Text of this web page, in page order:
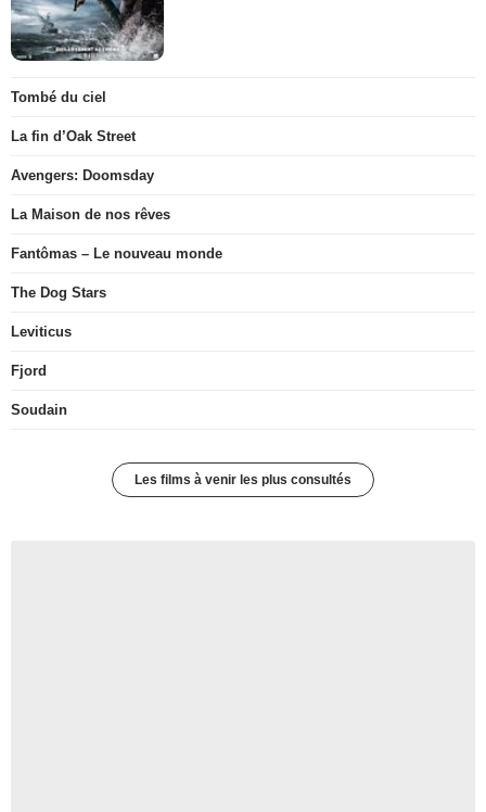
Tombé du ciel
La fin d’Oak Street
Avengers: Doomsday
La Maison de nos rêves
Fantômas – Le nouveau monde
The Dog Stars
Leviticus
Fjord
Soudain
Les films à venir les plus consultés